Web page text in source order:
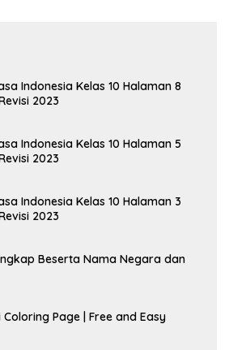
Indonesia Kelas 10 Halaman 8
2023
Indonesia Kelas 10 Halaman 5
2023
Indonesia Kelas 10 Halaman 3
2023
Beserta Nama Negara dan
Page | Free and Easy